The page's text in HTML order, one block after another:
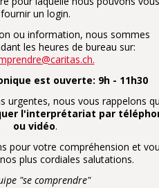
fournir un login.
ou information, nous sommes
les heures de bureau sur:
est ouverte: 9h - 11h30
urgentes, nous vous rappelons
l'interprétariat par
ou vidéo.
pour votre compréhension et
plus cordiales salutations.
"se comprendre"
interprètes du service
et amharique à la